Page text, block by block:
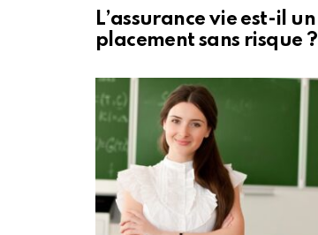
L’assurance vie est-il un
placement sans risque ?